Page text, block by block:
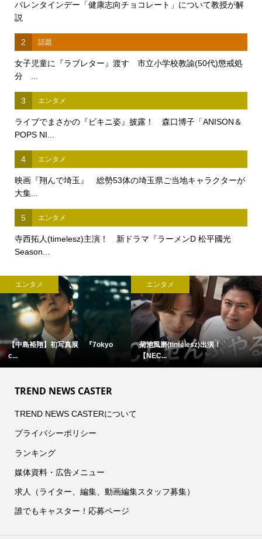
バレンタインデー「健康志向チョコレート」について教授が解
説
2 話題
女子児童に『ラブレター』渡す 市立小学校教諭(50代)懲戒処
分 ...
3 エンタメ
ライブでまさかの『ビキニ姿』披露！ 森口博子「ANISON＆
POPS NI...
4 エンタメ
映画『翔んで埼玉』 総勢53体の埼玉県ご当地キャラクターが
大集...
5 エンタメ
寺西拓人(timelesz)主演！ 新ドラマ『ラーメンD 松平國光
Season...
エンタメ
【中島裕翔】初写真展 『7okyo
c...
エンタメ
菊池風磨(timelesz)出演！
【NEC...
TREND NEWS CASTER
TREND NEWS CASTERについて
プライバシーポリシー
ランキング
媒体資料・広告メニュー
求人（ライター、編集、動画編集スタッフ募集）
誰でもキャスター！応募ページ